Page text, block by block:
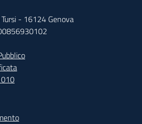
- 16124 Genova